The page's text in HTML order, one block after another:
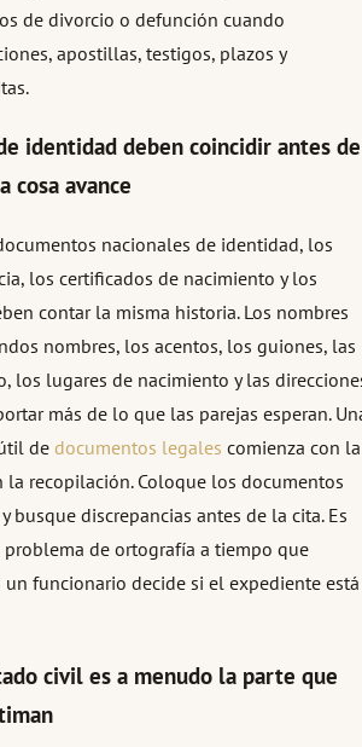
de divorcio o defunción cuando
apostillas, testigos, plazos y
identidad deben coincidir antes de
cosa avance
nacionales de identidad, los
los certificados de nacimiento y los
contar la misma historia. Los nombres
nombres, los acentos, los guiones, las
los lugares de nacimiento y las
más de lo que las parejas esperan.
dedocumentos legales comienza con la
la recopilación. Coloque los documentos
busque discrepancias antes de la cita. Es
de ortografía a tiempo que
funcionario decide si el expediente está
civil es a menudo la parte que